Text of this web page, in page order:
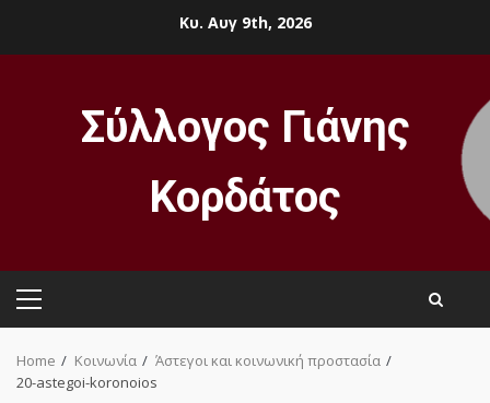
Κυ. Αυγ 9th, 2026
Σύλλογος Γιάνης
Κορδάτος
Primary
Home Κοινωνία
Άστεγοι και κοινωνική προστασία
20-astegoi-koronoios